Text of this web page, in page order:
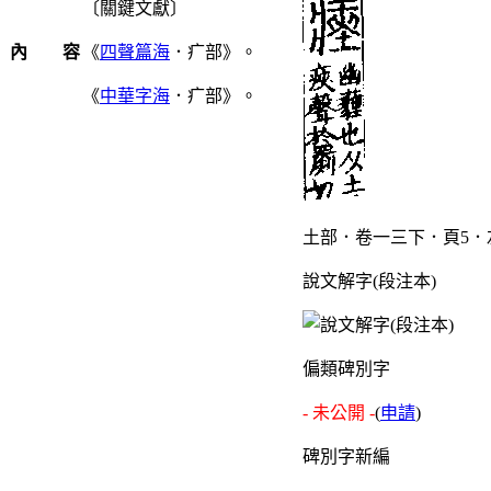
內 容
〔關鍵文獻〕
《四聲篇海 ．疒部》。
《中華字海 ．疒部》。
土部．卷一三下．頁5．
說文解字(段注本)
偏類碑別字
- 未公開 -(申請)
碑別字新編